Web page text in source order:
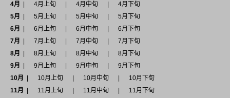
4月
4月上旬 4月中旬
4月下旬
5月
5月上旬 5月中旬
5月下旬
6月
6月上旬 6月中旬
6月下旬
7月
7月上旬 7月中旬
7月下旬
8月
8月上旬 8月中旬
8月下旬
9月
9月上旬 9月中旬
9月下旬
10月
10月上旬 10月中旬
10月下旬
11月
11月上旬 11月中旬 11月下旬